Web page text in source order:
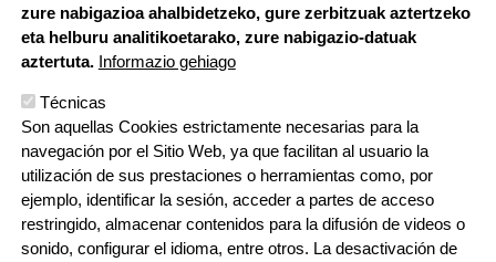
zure nabigazioa ahalbidetzeko, gure zerbitzuak aztertzeko
eta helburu analitikoetarako, zure nabigazio-datuak
aztertuta. Informazio gehiago
Técnicas
Son aquellas Cookies estrictamente necesarias para la
navegación por el Sitio Web, ya que facilitan al usuario la
utilización de sus prestaciones o herramientas como, por
ejemplo, identificar la sesión, acceder a partes de acceso
restringido, almacenar contenidos para la difusión de videos o
sonido, configurar el idioma, entre otros. La desactivación de